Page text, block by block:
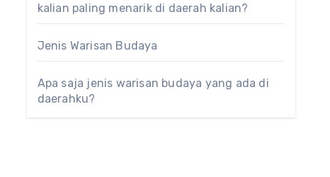
kalian paling menarik di daerah kalian?
Jenis Warisan Budaya
Apa saja jenis warisan budaya yang ada di
daerahku?